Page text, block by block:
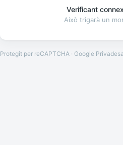
Verificant
Això trigarà un
Protegit per reCAPTCHA · Google Privadesa